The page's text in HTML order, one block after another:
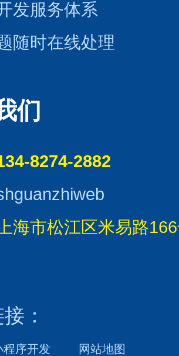
发服务体系
随时在线处理
们
8274-2882
海市松江区米易路
：
程序开发 网站地图